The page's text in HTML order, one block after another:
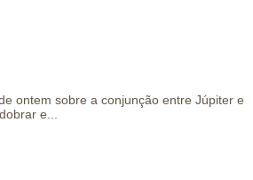
ontem sobre a conjunção entre Júpiter e
e...